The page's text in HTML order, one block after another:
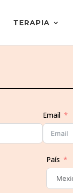
TERAPIA
Email
País